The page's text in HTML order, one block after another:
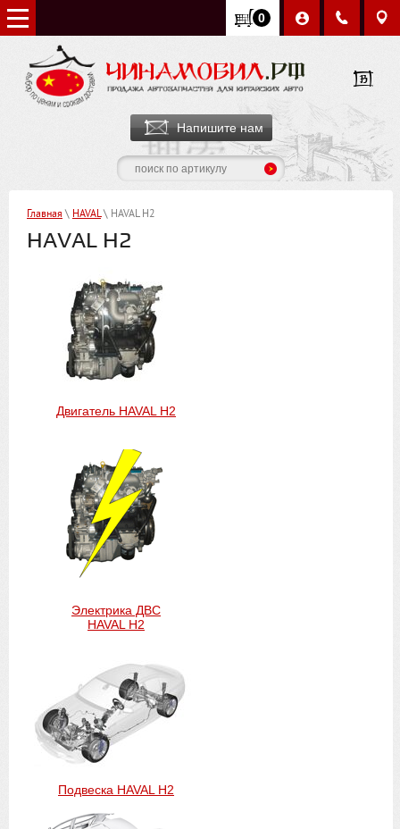
0
Напишите нам
Главная \ HAVAL\ HAVAL H2
HAVAL H2
Двигатель HAVAL H2
Электрика ДВС
HAVAL H2
Подвеска HAVAL H2